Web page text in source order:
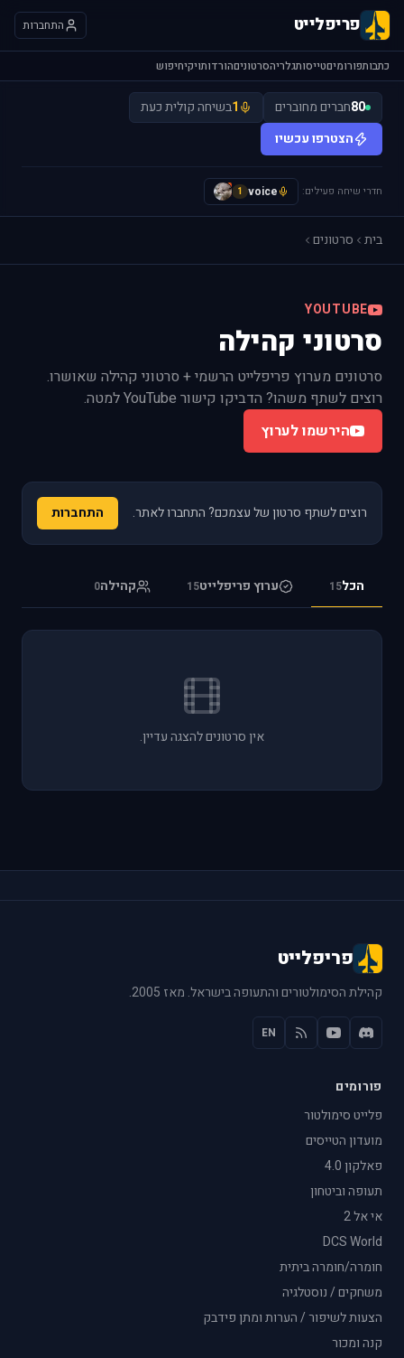
פריפלייט התחברות
כתבותפורומיםטייסותגלריהסרטוניםהורדותויקיחיפוש
80חברים מחוברים 1בשיחה קולית כעת
הצטרפו עכשיו
חדרי שיחה פעילים: voice
1
A
בית סרטונים
YOUTUBE
סרטוני קהילה
סרטונים מערוץ פריפלייט הרשמי + סרטוני קהילה שאושרו.
רוצים לשתף משהו? הדביקו קישור YouTube למטה.
הירשמו לערוץ
רוצים לשתף סרטון של עצמכם? התחברו לאתר. התחברות
הכל15 ערוץ פריפלייט15 קהילה0
אין סרטונים להצגה עדיין.
פריפלייט
קהילת הסימולטורים והתעופה בישראל. מאז 2005.
EN
פורומים
פלייט סימולטור
מועדון הטייסים
פאלקון 4.0
תעופה וביטחון
אי אל 2
DCS World
חומרה/חומרה ביתית
משחקים / נוסטלגיה
הצעות לשיפור / הערות ומתן פידבק
קנה ומכור